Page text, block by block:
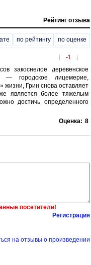
Рейтинг отзыва
по рейтингу по оценке
[ -1 ]
закоснелое деревенское
городское лицемерие,
жизни, Грин снова оставляет
является более тяжелым
достичь определенного
Оценка: 8
посетители!
Регистрация
на отзывы о произведении